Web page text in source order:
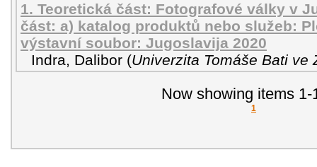
1. Teoretická část: Fotografové války v
část: a) katalog produktů nebo služeb:
výstavní soubor: Jugoslavija 2020
Indra, Dalibor (Univerzita Tomáše Bati ve
Now showing items 1-
1